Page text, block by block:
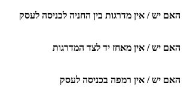
האם יש / אין מדרגות בין החניה לכניסה לעסק
האם יש / אין מאחז יד לצד המדרגות
האם יש / אין רמפה בכניסה לעסק